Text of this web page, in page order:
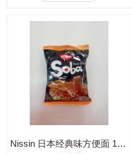
Nissin 日本经典味方便面 109克